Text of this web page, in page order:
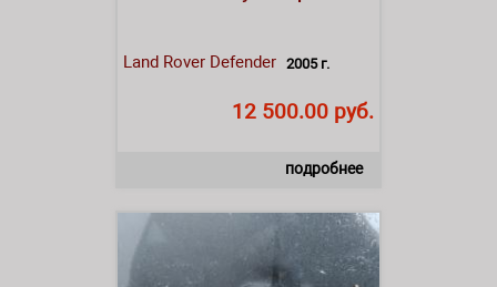
Land Rover Defender 2005 г.
12 500.00 руб.
подробнее